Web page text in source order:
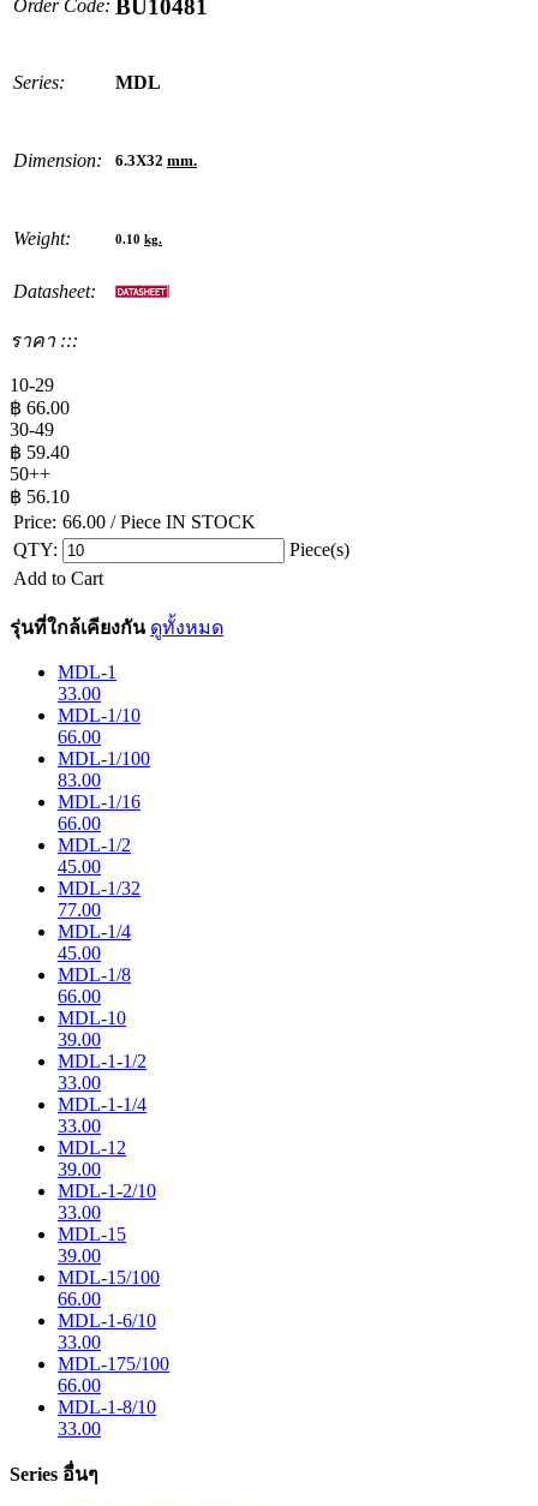
Order Code: BU10481
Series: MDL
Dimension: 6.3X32 mm.
Weight: 0.10 kg.
Datasheet:
ราคา :::
10-29
฿ 66.00
30-49
฿ 59.40
50++
฿ 56.10
Price: 66.00 / Piece IN STOCK
QTY:
Piece(s)
Add to Cart
รุ่นที่ใกล้เคียงกัน ดูทั้งหมด
MDL-1
33.00
MDL-1/10
66.00
MDL-1/100
83.00
MDL-1/16
66.00
MDL-1/2
45.00
MDL-1/32
77.00
MDL-1/4
45.00
MDL-1/8
66.00
MDL-10
39.00
MDL-1-1/2
33.00
MDL-1-1/4
33.00
MDL-12
39.00
MDL-1-2/10
33.00
MDL-15
39.00
MDL-15/100
66.00
MDL-1-6/10
33.00
MDL-175/100
66.00
MDL-1-8/10
33.00
Series อื่นๆ